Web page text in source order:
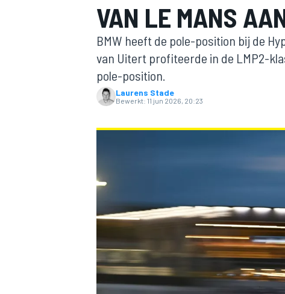
MOTOGP
VAN LE MANS
BMW heeft de pole-position bij de
van Uitert profiteerde in de LMP2-
pole-position.
Laurens Stade
Bewerkt: 11 jun 2026, 20:23